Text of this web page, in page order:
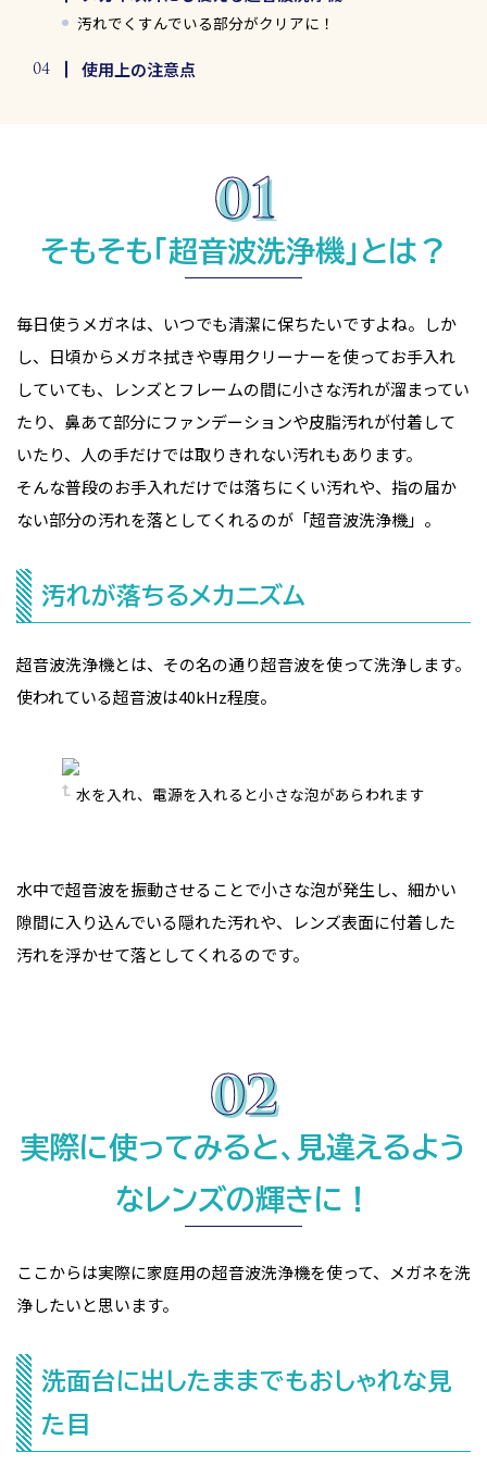
汚れでくすんでいる部分がクリアに！
使用上の注意点
そもそも「超音波洗浄機」とは？
毎日使うメガネは、いつでも清潔に保ちたいですよね。しか
し、日頃からメガネ拭きや専用クリーナーを使ってお手入れ
していても、レンズとフレームの間に小さな汚れが溜まってい
たり、鼻あて部分にファンデーションや皮脂汚れが付着して
いたり、人の手だけでは取りきれない汚れもあります。
そんな普段のお手入れだけでは落ちにくい汚れや、指の届か
ない部分の汚れを落としてくれるのが「超音波洗浄機」。
汚れが落ちるメカニズム
超音波洗浄機とは、その名の通り超音波を使って洗浄します。
使われている超音波は40kHz程度。
水を入れ、電源を入れると小さな泡があらわれます
水中で超音波を振動させることで小さな泡が発生し、細かい
隙間に入り込んでいる隠れた汚れや、レンズ表面に付着した
汚れを浮かせて落としてくれるのです。
実際に使ってみると、見違えるよう
なレンズの輝きに！
ここからは実際に家庭用の超音波洗浄機を使って、メガネを洗
浄したいと思います。
洗面台に出したままでもおしゃれな見
た目